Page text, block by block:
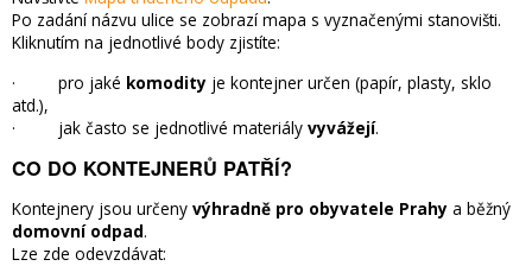
Po zadání názvu ulice se zobrazí mapa s vyznačenými stanovišti.
Kliknutím na jednotlivé body zjistíte:
· pro jaké komodity je kontejner určen (papír, plasty, sklo
atd.),
· jak často se jednotlivé materiály vyvážejí.
CO DO KONTEJNERŮ PATŘÍ?
Kontejnery jsou určeny výhradně pro obyvatele Prahy a běžný
domovní odpad.
Lze zde odevzdávat: